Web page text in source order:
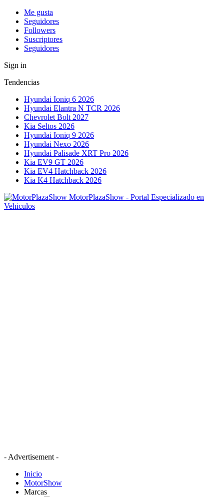
Me gusta
Seguidores
Followers
Suscriptores
Seguidores
Sign in
Tendencias
Hyundai Ioniq 6 2026
Hyundai Elantra N TCR 2026
Chevrolet Bolt 2027
Kia Seltos 2026
Hyundai Ioniq 9 2026
Hyundai Nexo 2026
Hyundai Palisade XRT Pro 2026
Kia EV9 GT 2026
Kia EV4 Hatchback 2026
Kia K4 Hatchback 2026
MotorPlazaShow - Portal Especializado en
Vehiculos
- Advertisement -
Inicio
MotorShow
Marcas